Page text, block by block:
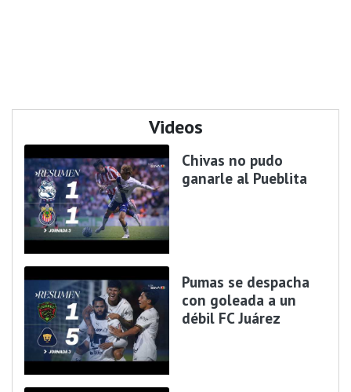
Videos
Chivas no pudo
ganarle al Pueblita
Pumas se despacha
con goleada a un
débil FC Juárez